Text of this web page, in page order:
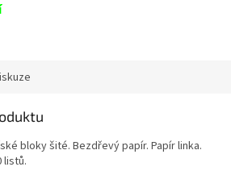
bloky šité. Bezdřevý papír. Papír linka.
listů.